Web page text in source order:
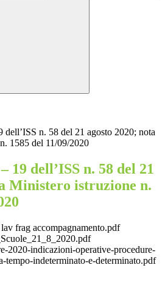
n. 58 del 21 agosto 2020; nota
1585 del 11/09/2020
19 dell’ISS n. 58 del 21
Ministero istruzione n.
frag accompagnamento.pdf
2020-indicazioni-operative-procedure-
tempo-indeterminato-e-determinato.pdf